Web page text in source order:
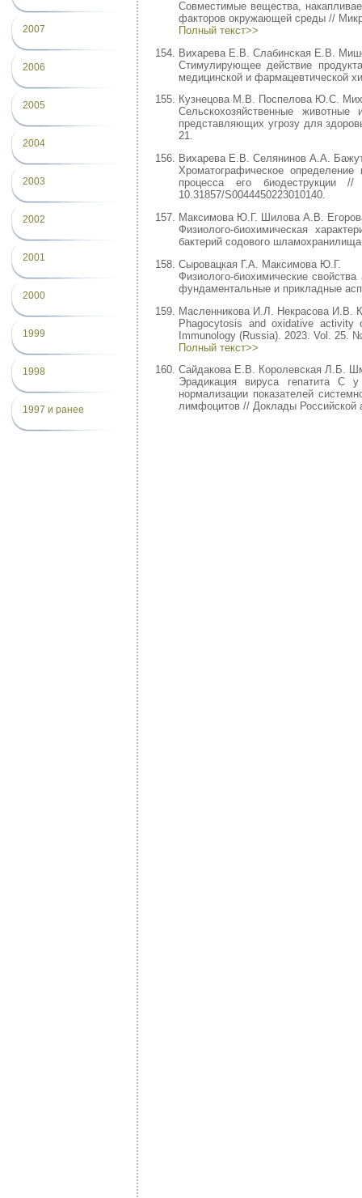
2007
2006
2005
2004
2003
2002
2001
2000
1999
1998
1997 и ранее
Совместимые вещества,
факторов окружающей среды //
Полный текст>>
Вихарева Е.В. Слабинская Е.В.
Стимулирующее действие
медицинской и фармацевтической
Кузнецова М.В. Поспелова Ю.С.
Сельскохозяйственные
представляющих угрозу для
21.
Вихарева Е.В. Селянинов А.А.
Хроматографическое
процесса его
10.31857/S0044450223010140.
Максимова Ю.Г. Шилова А.В.
Физиолого-биохимическая
бактерий содового
Сыровацкая Г.А. Максимова Ю.Г.
Физиолого-биохимические
фундаментальные и прикладные
Масленникова И.Л. Некрасова И.В.
Phagocytosis and oxidative activity
Immunology (Russia). 2023. Vol. 25.
Полный текст>>
Сайдакова Е.В. Королевская Л.Б.
Эрадикация вируса гепатита С у
нормализации показателей
лимфоцитов // Доклады Российской